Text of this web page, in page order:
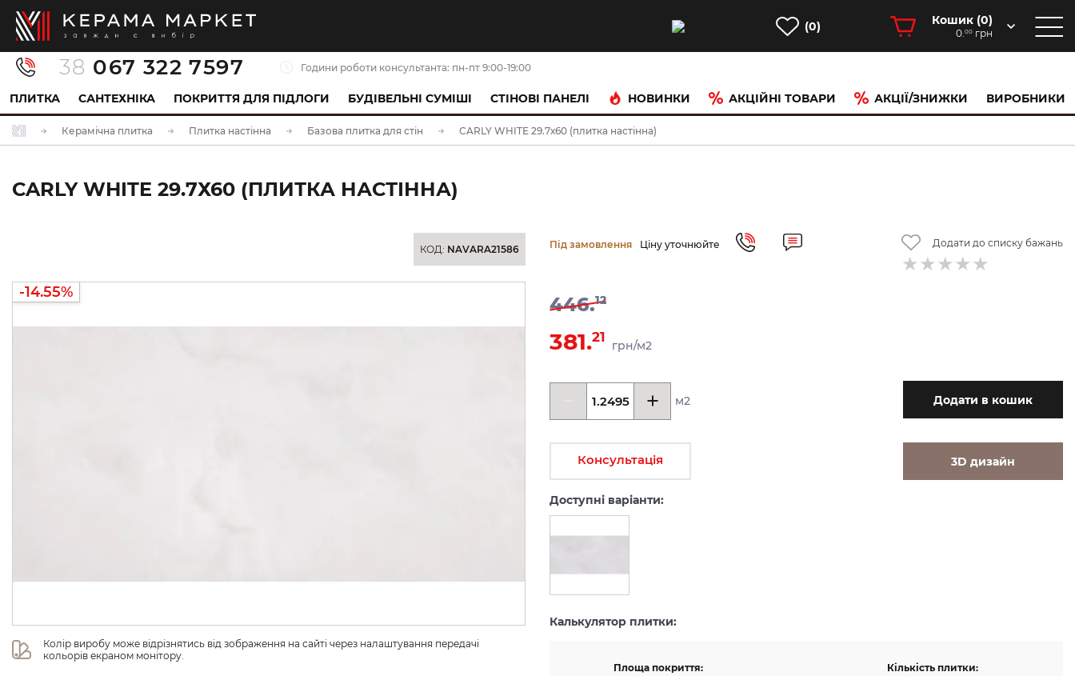
(0) Кошик (0)
0.00 грн
38 067 322 7597 Години роботи консультанта: пн-пт 9:00-19:00
ПЛИТКА САНТЕХНІКА ПОКРИТТЯ ДЛЯ ПІДЛОГИ БУДІВЕЛЬНІ СУМІШІ CТІНОВІ ПАНЕЛІ НОВИНКИ АКЦІЙНІ ТОВАРИ АКЦІЇ/ЗНИЖКИ ВИРОБНИКИ
Керамічна плитка Плитка настінна Базова плитка для стін CARLY WHITE 29.7х60 (плитка настінна)
CARLY WHITE 29.7Х60 (ПЛИТКА НАСТІННА)
КОД: NAVARA21586
-14.55%
Колір виробу може відрізнятись від зображення на сайті через налаштування передачі
кольорів екраном монітору.
Під замовлення Ціну уточнюйте Додати до списку бажань
446.12
381.21
грн/м2
м2 Додати в кошик
Консультація 3D дизайн
Доступні варіанти:
Калькулятор плитки:
Площа покриття: Кількість плитки: